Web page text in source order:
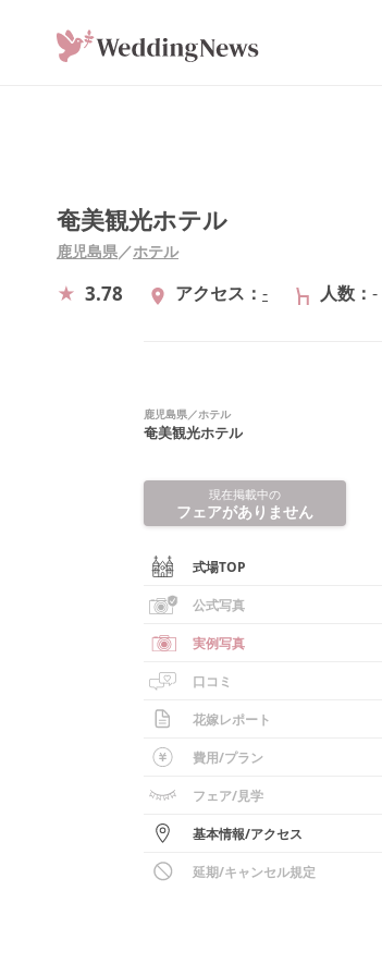
奄美観光ホテル
鹿児島県／ホテル
3.78 アクセス - 人数 -
鹿児島県／ホテル
奄美観光ホテル
現在掲載中の
フェアがありません
式場TOP
公式写真
実例写真
口コミ
花嫁レポート
費用/プラン
フェア/見学
基本情報/アクセス
延期/キャンセル規定